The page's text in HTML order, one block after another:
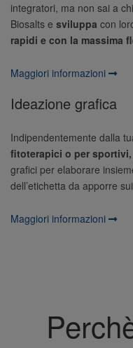
integratori, ma non sai a
Biosalts e sviluppa con
rapidi e con la massima
Maggiori informazioni
Ideazione grafica
Indipendentemente dalla
fitoterapici o per sportivi,
grafici per elaborare
dell’etichetta da apporre
Maggiori informazioni